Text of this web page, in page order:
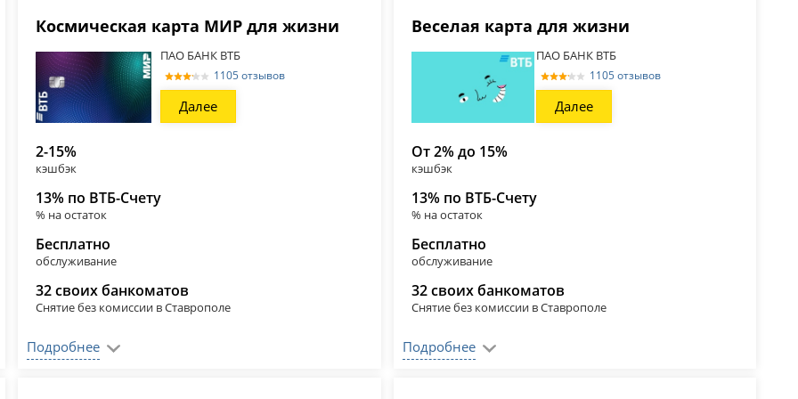
Космическая карта МИР для жизни
ПАО БАНК ВТБ
1105 отзывов
Далее
2-15%
кэшбэк
13% по ВТБ-Счету
% на остаток
Бесплатно
обслуживание
32 своих банкоматов
Снятие без комиссии в Ставрополе
Подробнее
Веселая карта для жизни
ПАО БАНК ВТБ
1105 отзывов
Далее
От 2% до 15%
кэшбэк
13% по ВТБ-Счету
% на остаток
Бесплатно
обслуживание
32 своих банкоматов
Снятие без комиссии в Ставрополе
Подробнее